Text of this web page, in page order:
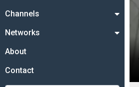
Channels
Networks
About
Contact